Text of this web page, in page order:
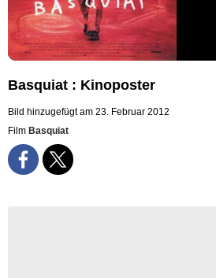
Basquiat : Kinoposter
Bild hinzugefügt am 23. Februar 2012
Film Basquiat